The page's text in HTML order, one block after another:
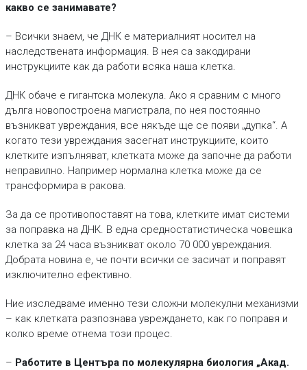
какво се занимавате?
– Всички знаем, че ДНК е материалният носител на
наследствената информация. В нея са закодирани
инструкциите как да работи всяка наша клетка.
ДНК обаче е гигантска молекула. Ако я сравним с много
дълга новопостроена магистрала, по нея постоянно
възникват увреждания, все някъде ще се появи „дупка“. А
когато тези увреждания засегнат инструкциите, които
клетките изпълняват, клетката може да започне да работи
неправилно. Например нормална клетка може да се
трансформира в ракова.
За да се противопоставят на това, клетките имат системи
за поправка на ДНК. В една средностатистическа човешка
клетка за 24 часа възникват около 70 000 увреждания.
Добрата новина е, че почти всички се засичат и поправят
изключително ефективно.
Ние изследваме именно тези сложни молекулни механизми
– как клетката разпознава увреждането, как го поправя и
колко време отнема този процес.
– Работите в Центъра по молекулярна биология „Акад.